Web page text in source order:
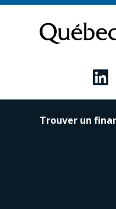
contenu
Trouver un